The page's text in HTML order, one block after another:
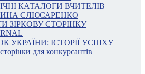
КАТАЛОГИ ВЧИТЕЛІВ
СЛЮСАРЕНКО
ЗІРКОВУ СТОРІНКУ
УКРАЇНИ: ІСТОРІЇ УСПІХУ
сторінки для конкурсантів